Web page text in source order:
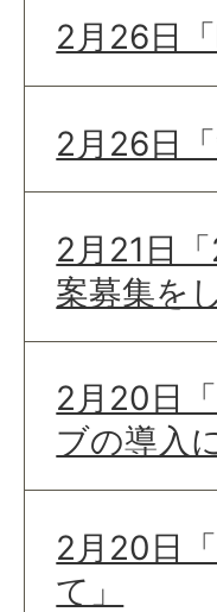
2月26日
2月26日
2月21日
案募集を
2月20日
ブの導入
2月20日
て」